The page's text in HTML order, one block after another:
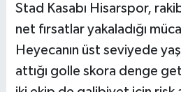
Stad Kasabı Hisarspor,
net fırsatlar yakaladığı
Heyecanın üst seviyede
attığı golle skora denge